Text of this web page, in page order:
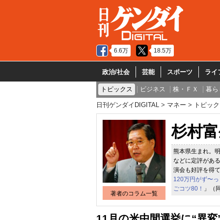
6.6万 18.5万
政治/社会 芸能 スポーツ ライ
トピックス ビジネス 株・ＦＸ 暮ら
日刊ゲンダイDIGITAL マネー トピッ
著者のコラム一覧
杉村
熊本県生まれ。
などに定評があ
演会も好評を得
120万円がず〜
ごコツ80！
」（